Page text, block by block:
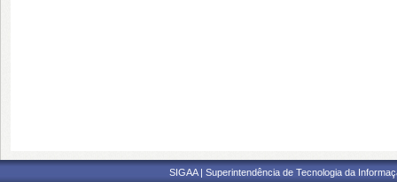
SIGAA | Superintendência de Tecnologia da